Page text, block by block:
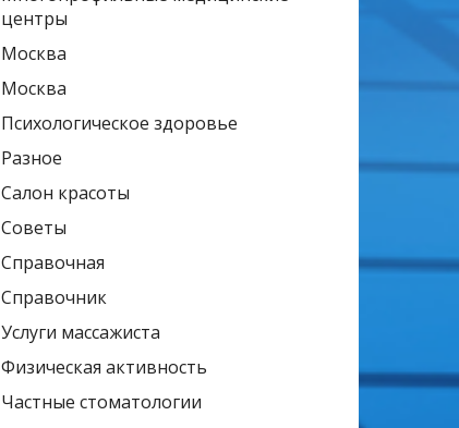
центры
Москва
Москва
Психологическое здоровье
Разное
Салон красоты
Советы
Справочная
Справочник
Услуги массажиста
Физическая активность
Частные стоматологии